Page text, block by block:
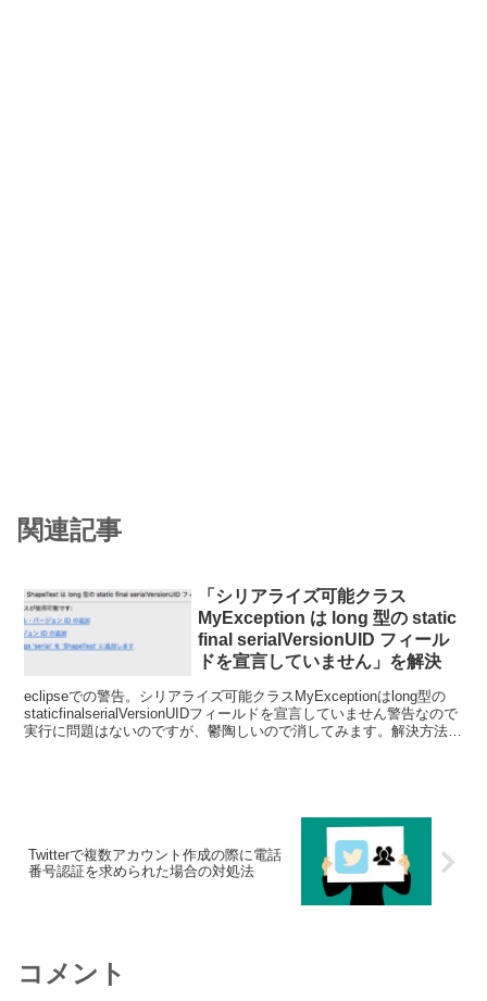
関連記事
「シリアライズ可能クラス
MyException は long 型の static
final serialVersionUID フィール
ドを宣言していません」を解決
eclipseでの警告。シリアライズ可能クラスMyExceptionはlong型の
staticfinalserialVersionUIDフィールドを宣言していません警告なので
実行に問題はないのですが、鬱陶しいので消してみます。解決方法
Twitterで複数アカウント作成の際に電話
番号認証を求められた場合の対処法
コメント